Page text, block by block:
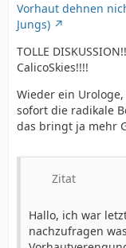
Vorhaut dehnen
Jungs)
TOLLE
CalicoSkies!!!!
Wieder ein
sofort die radikale
das bringt ja mehr
Zitat
Hallo, ich war
nachzufragen